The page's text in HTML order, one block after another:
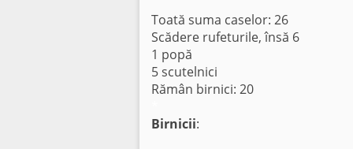
Toată suma caselor: 26
Scădere rufeturile, însă 6
1 popă
5 scutelnici
Rămân birnici: 20
Birnicii: